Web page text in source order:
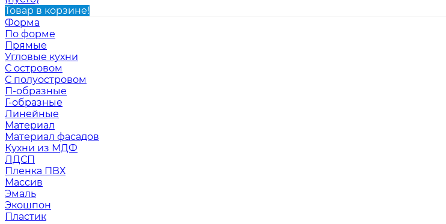
Товар в корзине!
Форма
По форме
Прямые
Угловые кухни
С островом
С полуостровом
П-образные
Г-образные
Линейные
Материал
Материал фасадов
Кухни из МДФ
ЛДСП
Пленка ПВХ
Массив
Эмаль
Экошпон
Пластик